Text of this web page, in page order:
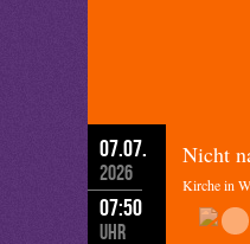
07.07.
2026
07:50
Uhr
Nicht
Kirche in